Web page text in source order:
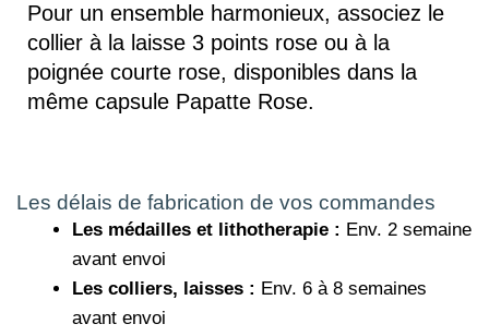
Pour un ensemble harmonieux, associez le
collier à la laisse 3 points rose ou à la
poignée courte rose, disponibles dans la
même capsule Papatte Rose.
Les délais de fabrication de vos commandes
Les médailles et lithotherapie : Env. 2 semaine
avant envoi
Les colliers, laisses : Env. 6 à 8 semaines
avant envoi